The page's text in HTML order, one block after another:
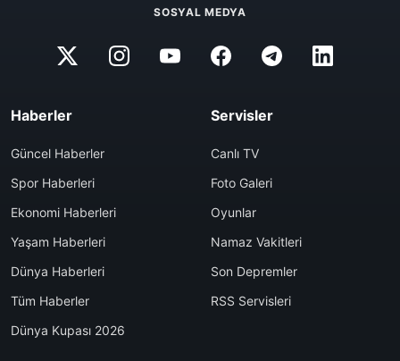
SOSYAL MEDYA
Haberler
Güncel Haberler
Spor Haberleri
Ekonomi Haberleri
Yaşam Haberleri
Dünya Haberleri
Tüm Haberler
Dünya Kupası 2026
Servisler
Canlı TV
Foto Galeri
Oyunlar
Namaz Vakitleri
Son Depremler
RSS Servisleri